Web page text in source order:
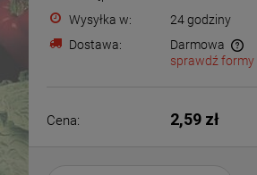
Wysyłka w:
24 godziny
Dostawa:
Darmowa
Cena nie zawiera ewentualnych
sprawdź
Cena: 2,59 zł